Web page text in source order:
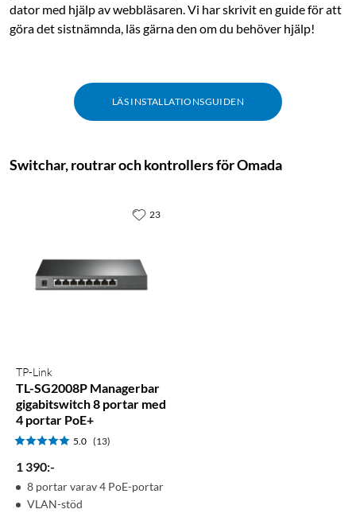
dator med hjälp av webbläsaren. Vi har skrivit en guide för att
göra det sistnämnda, läs gärna den om du behöver hjälp!
LÄS INSTALLATIONSGUIDEN
Switchar, routrar och kontrollers för Omada
TP-Link
TL-SG2008P Managerbar
gigabitswitch 8 portar med
4 portar PoE+
5.0 (13)
1 390:-
8 portar varav 4 PoE-portar
VLAN-stöd
23